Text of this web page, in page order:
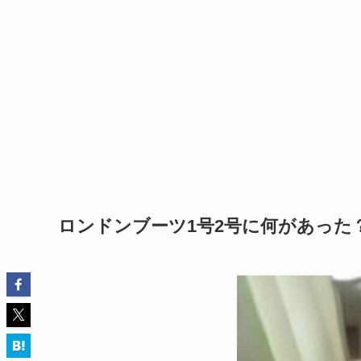
ロンドンブーツ1号2号に何があった